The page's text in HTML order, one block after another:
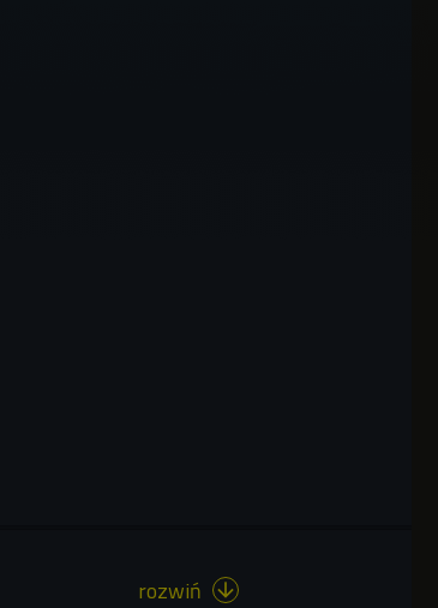
rozwiń 